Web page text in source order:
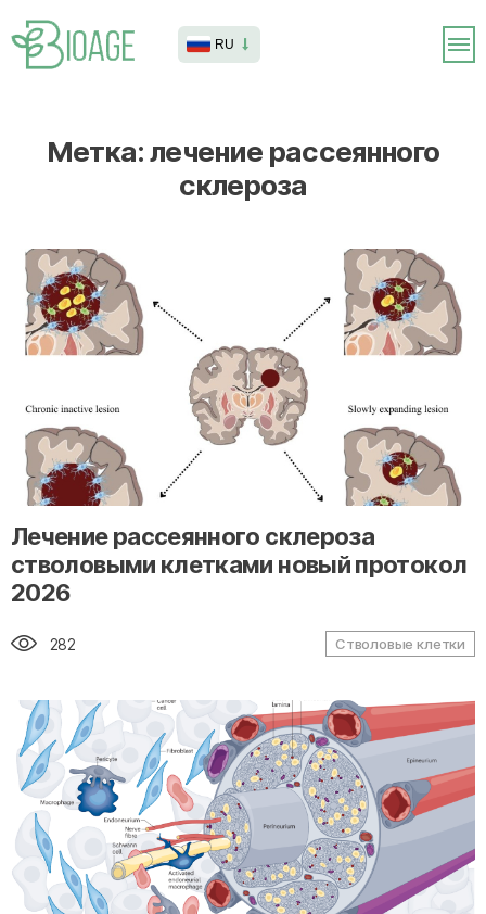
RU
Метка:лечение рассеянного
склероза
" alt="loading" class="img-responsive"/>
Лечение рассеянного склероза
стволовыми клетками новый протокол
2026
282 Стволовые клетки